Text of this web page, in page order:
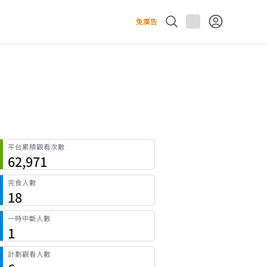
免廣告
平台累積觀看次數
62,971
完食人數
18
一時中斷人數
1
計劃觀看人數